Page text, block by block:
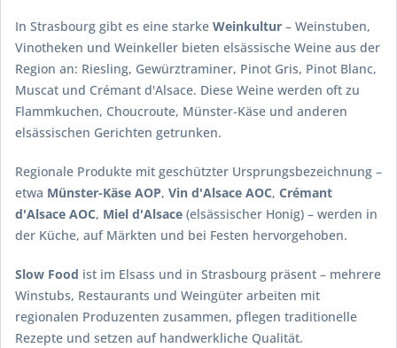
In Strasbourg gibt es eine starke Weinkultur – Weinstuben,
Vinotheken und Weinkeller bieten elsässische Weine aus der
Region an: Riesling, Gewürztraminer, Pinot Gris, Pinot Blanc,
Muscat und Crémant d'Alsace. Diese Weine werden oft zu
Flammkuchen, Choucroute, Münster-Käse und anderen
elsässischen Gerichten getrunken.
Regionale Produkte mit geschützter Ursprungsbezeichnung –
etwa Münster-Käse AOP, Vin d'Alsace AOC, Crémant
d'Alsace AOC, Miel d'Alsace (elsässischer Honig) – werden in
der Küche, auf Märkten und bei Festen hervorgehoben.
Slow Food ist im Elsass und in Strasbourg präsent – mehrere
Winstubs, Restaurants und Weingüter arbeiten mit
regionalen Produzenten zusammen, pflegen traditionelle
Rezepte und setzen auf handwerkliche Qualität.